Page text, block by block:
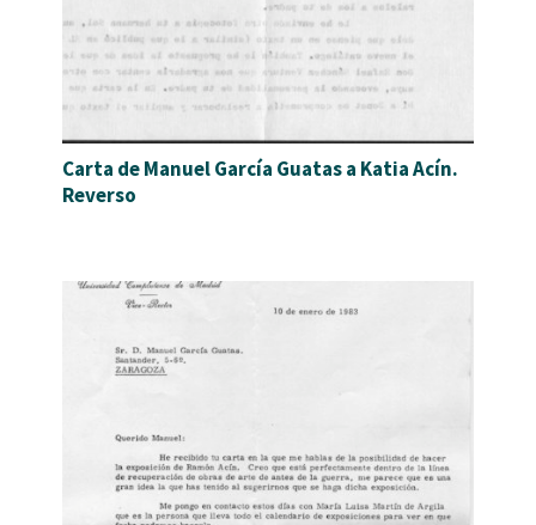
Carta de Manuel García Guatas a Katia Acín.
Reverso